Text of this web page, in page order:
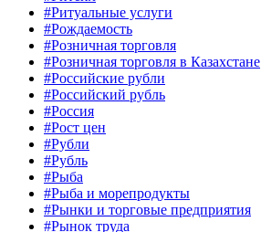
#Ритуальные услуги
#Рождаемость
#Розничная торговля
#Розничная торговля в Казахстане
#Российские рубли
#Российский рубль
#Россия
#Рост цен
#Рубли
#Рубль
#Рыба
#Рыба и морепродукты
#Рынки и торговые предприятия
#Рынок труда